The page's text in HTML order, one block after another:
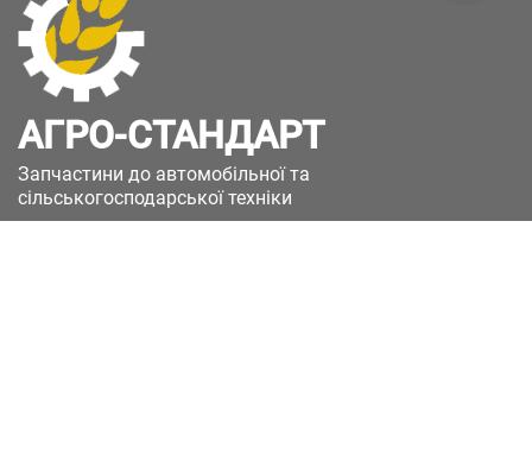
АГРО-СТАНДАРТ
Запчастини до автомобільної та
сільськогосподарської техніки